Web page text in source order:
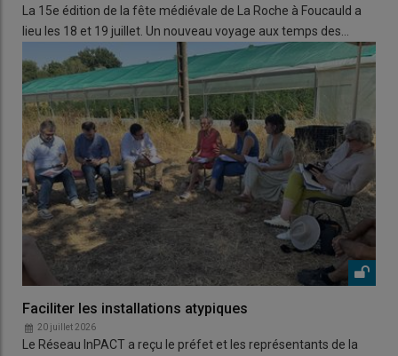
La 15e édition de la fête médiévale de La Roche à Foucauld a
lieu les 18 et 19 juillet. Un nouveau voyage aux temps des…
Faciliter les installations atypiques
20 juillet 2026
Le Réseau InPACT a reçu le préfet et les représentants de la